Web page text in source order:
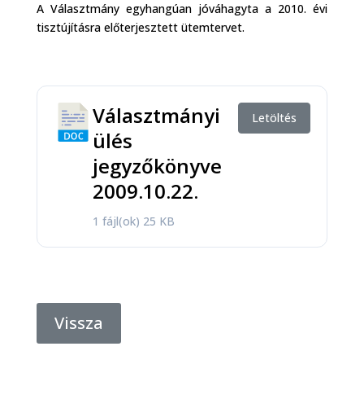
A Választmány egyhangúan jóváhagyta a 2010. évi
tisztújításra előterjesztett ütemtervet.
Választmányi
ülés
jegyzőkönyve
2009.10.22.
1 fájl(ok) 25 KB
Letöltés
Vissza